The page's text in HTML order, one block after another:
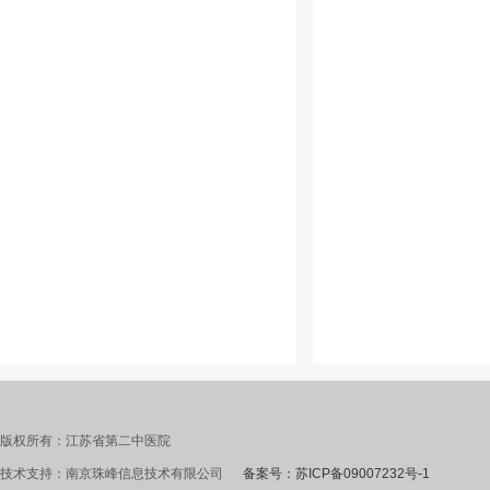
版权所有：江苏省第二中医院
技术支持：南京珠峰信息技术有限公司 备案号：苏ICP备09007232号-1